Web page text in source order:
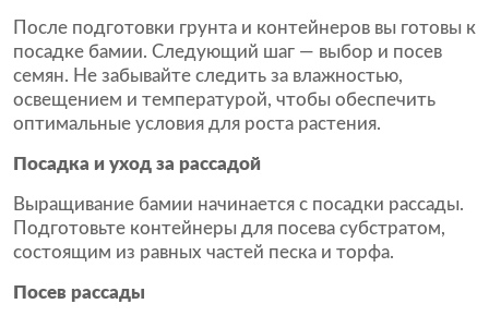
После подготовки грунта и контейнеров вы готовы к
посадке бамии. Следующий шаг — выбор и посев
семян. Не забывайте следить за влажностью,
освещением и температурой, чтобы обеспечить
оптимальные условия для роста растения.
Посадка и уход за рассадой
Выращивание бамии начинается с посадки рассады.
Подготовьте контейнеры для посева субстратом,
состоящим из равных частей песка и торфа.
Посев рассады